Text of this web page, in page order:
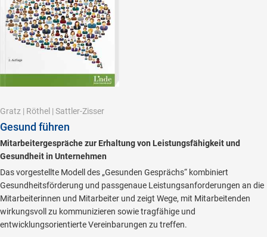
Gratz | Röthel | Sattler-Zisser
Gesund führen
Mitarbeitergespräche zur Erhaltung von Leistungsfähigkeit und
Gesundheit in Unternehmen
Das vorgestellte Modell des „Gesunden Gesprächs“ kombiniert
Gesundheitsförderung und passgenaue Leistungsanforderungen an die
Mitarbeiterinnen und Mitarbeiter und zeigt Wege, mit Mitarbeitenden
wirkungsvoll zu kommunizieren sowie tragfähige und
entwicklungsorientierte Vereinbarungen zu treffen.